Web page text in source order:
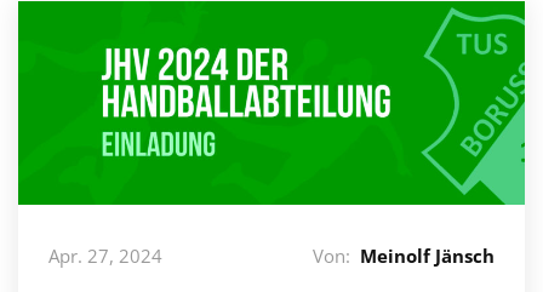
Apr. 27, 2024 Von: Meinolf Jänsch